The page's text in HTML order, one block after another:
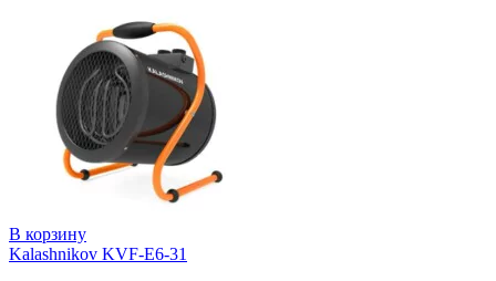
В корзину
Kalashnikov KVF-E6-31